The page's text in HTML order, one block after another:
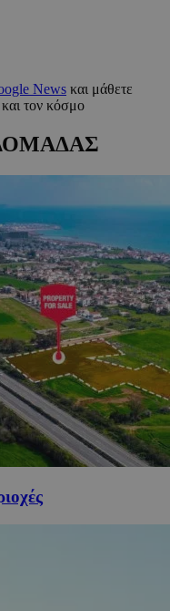
News και μάθετε
και τον κόσμο